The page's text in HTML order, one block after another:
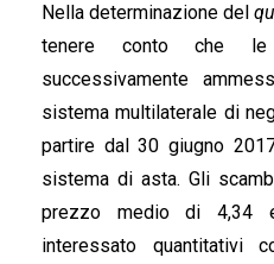
Nella determinazione del
tenere conto che le
successivamente
sistema multilaterale di
partire dal 30 giugno
sistema di asta. Gli
prezzo medio di 4,34
interessato quantitativi